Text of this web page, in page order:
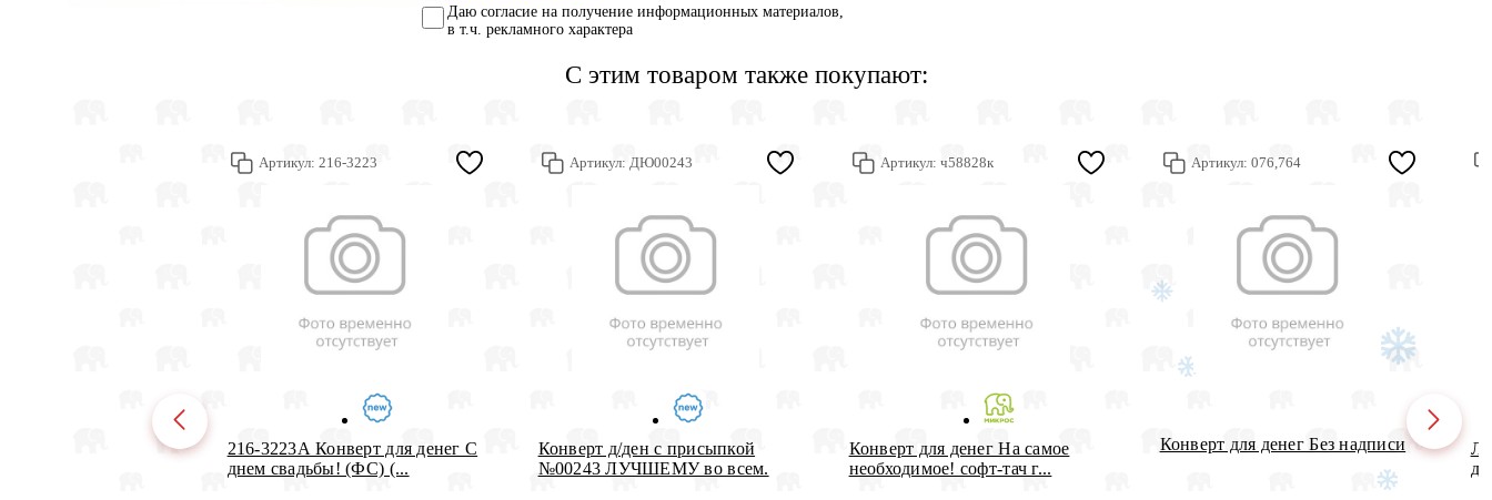
Даю согласие на получение информационных материалов,
в т.ч. рекламного характера
С этим товаром также покупают:
Артикул: 216-3223
216-3223А Конверт для денег С
днем свадьбы! (ФС) (...
Артикул: ДЮ00243
Конверт д/ден с присыпкой
№00243 ЛУЧШЕМУ во всем.
Артикул: ч58828к
Конверт для денег На самое
необходимое! софт-тач г...
Артикул: 076,764
Конверт для денег Без надписи